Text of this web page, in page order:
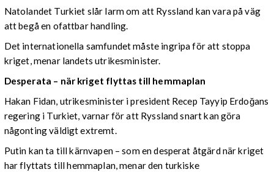
Natolandet Turkiet slår larm om att Ryssland kan vara på väg
att begå en ofattbar handling.
Det internationella samfundet måste ingripa för att stoppa
kriget, menar landets utrikesminister.
Desperata – när kriget flyttas till hemmaplan
Hakan Fidan, utrikesminister i president Recep Tayyip Erdoğans
regering i Turkiet, varnar för att Ryssland snart kan göra
någonting väldigt extremt.
Putin kan ta till kärnvapen – som en desperat åtgärd när kriget
har flyttats till hemmaplan, menar den turkiske